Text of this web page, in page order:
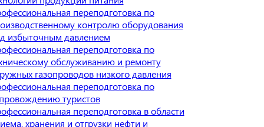
переподготовка по
контролю оборудования
избыточным давлением
переподготовка по
обслуживанию и ремонту
газопроводов низкого давления
переподготовка по
туристов
переподготовка в области
хранения и отгрузки нефти и